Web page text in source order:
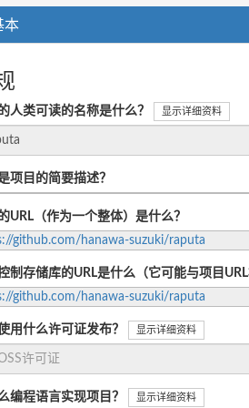
本
人类可读的名称是什么？ 显示详细资料
项目的简要描述？
URL（作为一个整体）是什么？
github.com/hanawa-suzuki/raputa
制存储库的URL是什么（它可能与项目URL
github.com/hanawa-suzuki/raputa
用什么许可证发布？ 显示详细资料
编程语言实现项目？ 显示详细资料